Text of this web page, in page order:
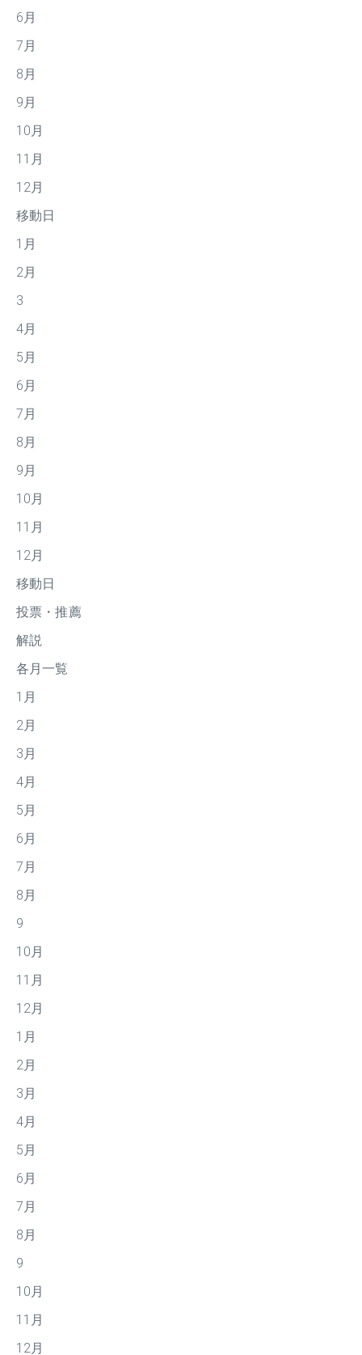
6月
7月
8月
9月
10月
11月
12月
移動日
1月
2月
3
4月
5月
6月
7月
8月
9月
10月
11月
12月
移動日
投票・推薦
解説
各月一覧
1月
2月
3月
4月
5月
6月
7月
8月
9
10月
11月
12月
1月
2月
3月
4月
5月
6月
7月
8月
9
10月
11月
12月